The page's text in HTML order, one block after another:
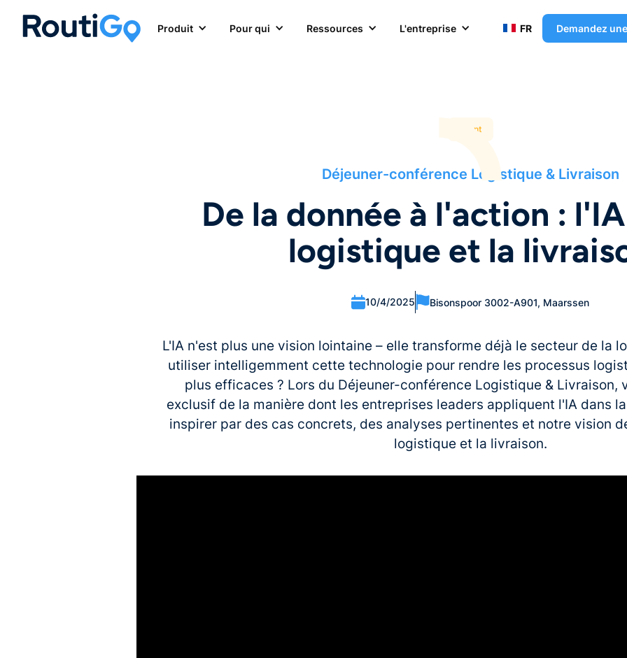
Produit Pour qui Ressources L'entreprise FR Demandez
Event
Déjeuner-conférence Logistique & Livraison
De la donnée à l'action :
logistique et la
10/4/2025 Bisonspoor 3002-A901, Maarssen
L'IA n'est plus une vision lointaine – elle transforme déjà le secteur de la
utiliser intelligemment cette technologie pour rendre les processus
plus efficaces ? Lors du Déjeuner-conférence Logistique & Livraison,
exclusif de la manière dont les entreprises leaders appliquent l'IA dans
inspirer par des cas concrets, des analyses pertinentes et notre vision
logistique et la livraison.